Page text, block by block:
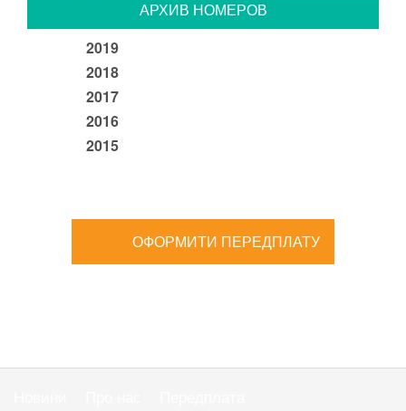
АРХИВ НОМЕРОВ
2019
2018
2017
2016
2015
ОФОРМИТИ ПЕРЕДПЛАТУ